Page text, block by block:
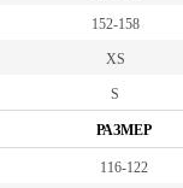
152-158
XS
S
РАЗМЕР
116-122